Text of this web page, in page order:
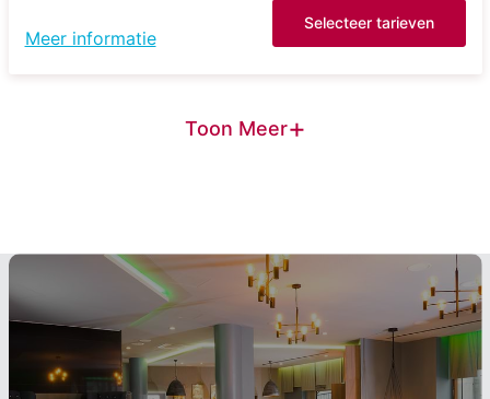
Meer informatie
Selecteer tarieven
Toon Meer+